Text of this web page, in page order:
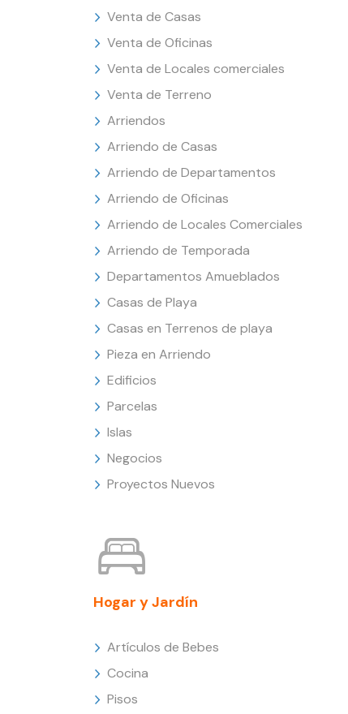
Venta de Casas
Venta de Oficinas
Venta de Locales comerciales
Venta de Terreno
Arriendos
Arriendo de Casas
Arriendo de Departamentos
Arriendo de Oficinas
Arriendo de Locales Comerciales
Arriendo de Temporada
Departamentos Amueblados
Casas de Playa
Casas en Terrenos de playa
Pieza en Arriendo
Edificios
Parcelas
Islas
Negocios
Proyectos Nuevos
Hogar y Jardín
Artículos de Bebes
Cocina
Pisos